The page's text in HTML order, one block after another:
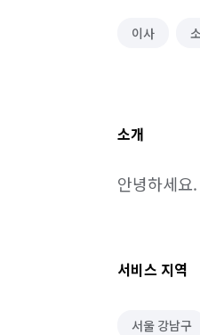
이사
소개
안녕하세요
서비스 지역
서울 강남구